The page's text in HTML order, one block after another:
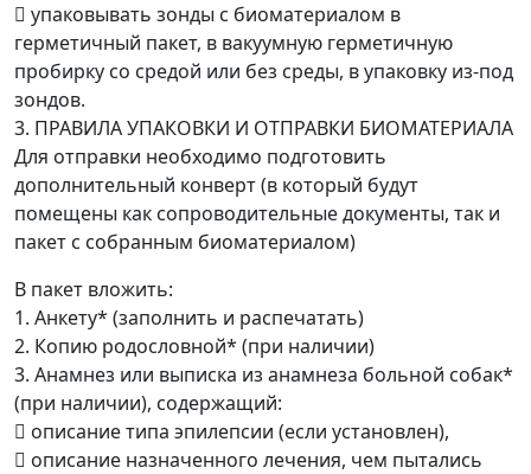
 упаковывать зонды с биоматериалом в
герметичный пакет, в вакуумную герметичную
пробирку со средой или без среды, в упаковку из-под
зондов.
3. ПРАВИЛА УПАКОВКИ И ОТПРАВКИ БИОМАТЕРИАЛА
Для отправки необходимо подготовить
дополнительный конверт (в который будут
помещены как сопроводительные документы, так и
пакет с собранным биоматериалом)
В пакет вложить:
1. Анкету* (заполнить и распечатать)
2. Копию родословной* (при наличии)
3. Анамнез или выписка из анамнеза больной собак*
(при наличии), содержащий:
 описание типа эпилепсии (если установлен),
 описание назначенного лечения, чем пытались